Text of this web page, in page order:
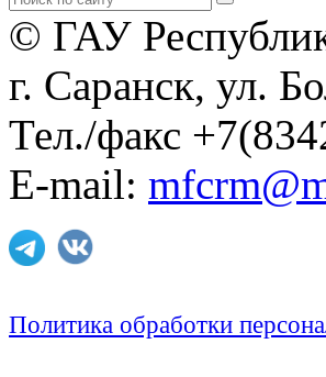
© ГАУ
г. Саранск, ул.
Тел./факс
E-mail:
Политика обработки